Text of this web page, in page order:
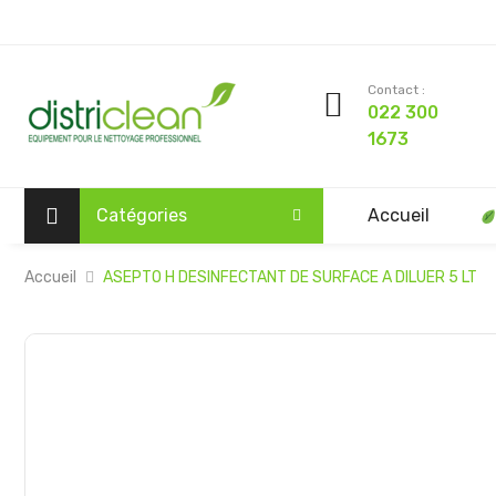
Contact :
022 300
1673
Catégories Accueil
Accueil ASEPTO H DESINFECTANT DE SURFACE A DILUER 5 LT
Passer